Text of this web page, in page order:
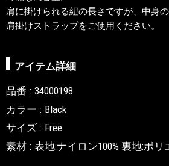
肩に掛けられる紐の長さですが、中身
肩掛けストラップをご使用ください。
アイテム詳細
品番
34000198
カラー
Black
サイズ
Free
素材
表地:ナイロン100% 裏地:ポリ